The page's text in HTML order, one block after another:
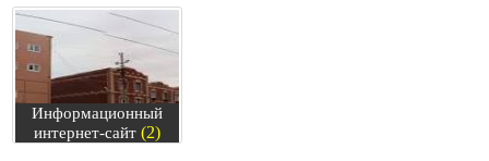
Информационный
интернет-сайт (2)